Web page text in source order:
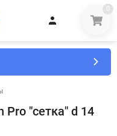
0
"сетка" d 14